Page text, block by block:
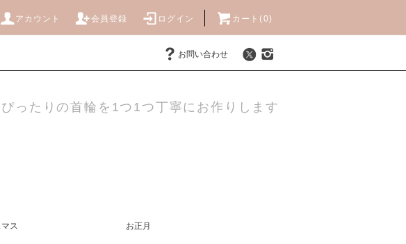
アカウント 会員登録 ログイン カート(0)
お問い合わせ
ったりの首輪を1つ1つ丁寧にお作りします
ス お正月